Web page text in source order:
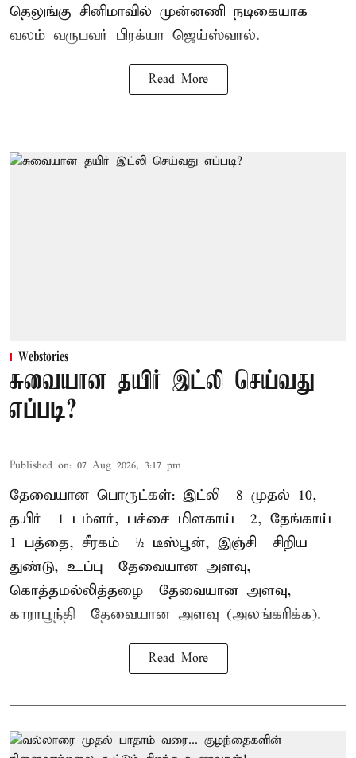
தெலுங்கு சினிமாவில் முன்னணி நடிகையாக
வலம் வருபவர் பிரக்யா ஜெய்ஸ்வால்.
Read More
Webstories
சுவையான தயிர் இட்லி செய்வது
எப்படி?
Published on: 07 Aug 2026, 3:17 pm
தேவையான பொருட்கள்: இட்லி – 8 முதல் 10,
தயிர் – 1 டம்ளர், பச்சை மிளகாய் – 2, தேங்காய் –
1 பத்தை, சீரகம் – ½ டீஸ்பூன், இஞ்சி – சிறிய
துண்டு, உப்பு – தேவையான அளவு,
கொத்தமல்லித்தழை – தேவையான அளவு,
காராபூந்தி – தேவையான அளவு (அலங்கரிக்க).
Read More